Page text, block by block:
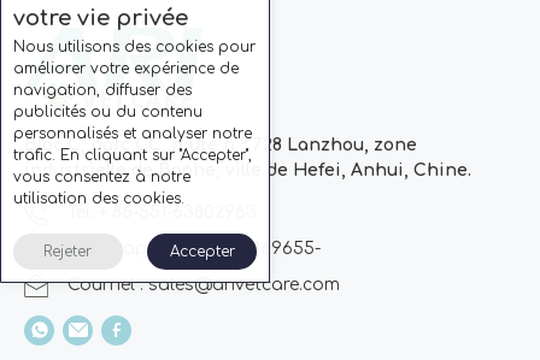
Bloc C, parc CC, route n ° 728 Lanzhou, zone
industrielle de Baohe, ville de Hefei, Anhui, Chine.
Whatsapp: + 86 13510869655-
Courriel :sales@arivetcare.com
votre vie privée
Nous utilisons des cookies pour
améliorer votre expérience de
navigation, diffuser des
publicités ou du contenu
personnalisés et analyser notre
trafic. En cliquant sur "Accepter",
vous consentez à notre
utilisation des cookies.
Rejeter Accepter